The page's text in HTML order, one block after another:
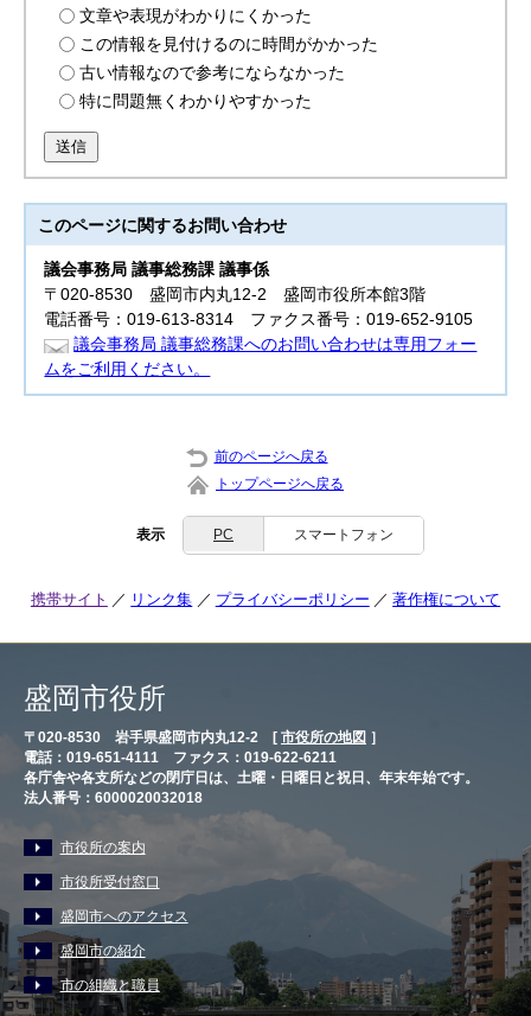
文章や表現がわかりにくかった
この情報を見付けるのに時間がかかった
古い情報なので参考にならなかった
特に問題無くわかりやすかった
送信
このページに関するお問い合わせ
議会事務局 議事総務課 議事係
〒020-8530 盛岡市内丸12-2 盛岡市役所本館3階
電話番号：019-613-8314 ファクス番号：019-652-9105
議会事務局 議事総務課へのお問い合わせは専用フォー
ムをご利用ください。
前のページへ戻る
トップページへ戻る
表示 PC スマートフォン
携帯サイト リンク集 プライバシーポリシー 著作権について
盛岡市役所
〒020-8530 岩手県盛岡市内丸12-2 [ 市役所の地図 ］
電話：019-651-4111 ファクス：019-622-6211
各庁舎や各支所などの閉庁日は、土曜・日曜日と祝日、年末年始です。
法人番号：6000020032018
市役所の案内
市役所受付窓口
盛岡市へのアクセス
盛岡市の紹介
市の組織と職員